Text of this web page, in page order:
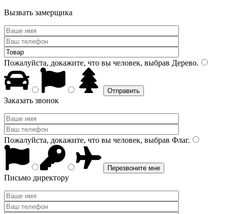
Вызвать замерщика
Пожалуйста, докажите, что вы человек, выбрав Дерево.
Заказать звонок
Пожалуйста, докажите, что вы человек, выбрав Флаг.
Письмо директору